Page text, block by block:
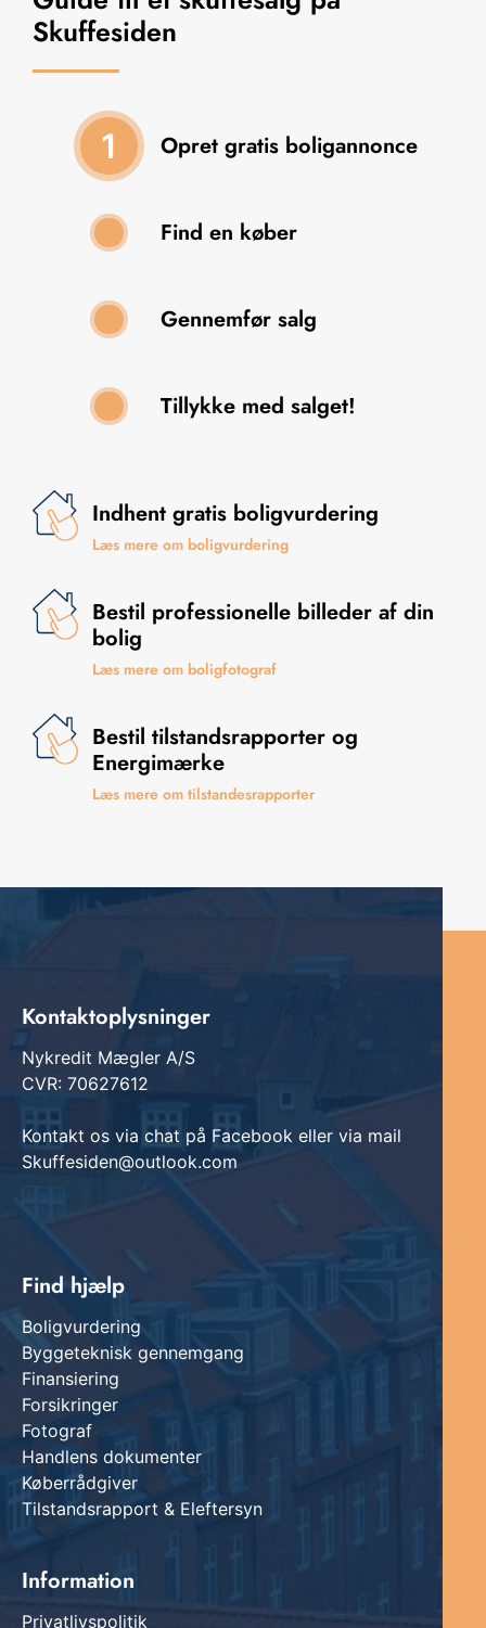
Skuffesiden
1 Opret gratis boligannonce
Find en køber
Gennemfør salg
Tillykke med salget!
Indhent gratis boligvurdering
Læs mere om boligvurdering
Bestil professionelle billeder af din
bolig
Læs mere om boligfotograf
Bestil tilstandsrapporter og
Energimærke
Læs mere om tilstandesrapporter
Kontaktoplysninger
Nykredit Mægler A/S
CVR: 70627612
Kontakt os via chat på Facebook eller via mail
Skuffesiden@outlook.com
Find hjælp
Boligvurdering
Byggeteknisk gennemgang
Finansiering
Forsikringer
Fotograf
Handlens dokumenter
Køberrådgiver
Tilstandsrapport & Eleftersyn
Information
Privatlivspolitik